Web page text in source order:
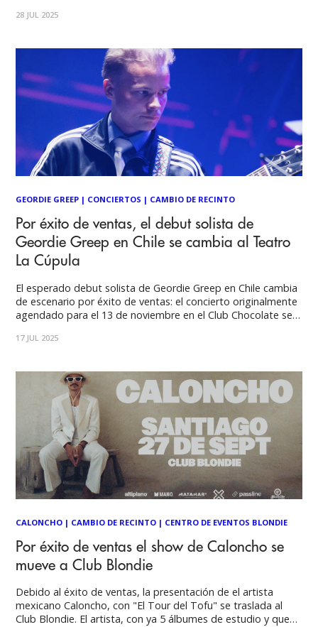
y donde la banda celebra el aniversario número
28 JUL 2025
GEORDIE GREEP | CONCIERTOS | CAMBIO DE RECINTO
Por éxito de ventas, el debut solista de
Geordie Greep en Chile se cambia al Teatro
La Cúpula
El esperado debut solista de Geordie Greep en Chile cambia
de escenario por éxito de ventas: el concierto originalmente
agendado para el 13 de noviembre en el Club Chocolate se
número de fanáticos. Las entradas ya adquiridas siguen
17 JUL 2025
CALONCHO | CAMBIO DE RECINTO | CENTRO DE EVENTOS BLONDIE
Por éxito de ventas el show de Caloncho se
mueve a Club Blondie
Debido al éxito de ventas, la presentación de el artista
mexicano Caloncho, con "El Tour del Tofu" se traslada al
Club Blondie. El artista, con ya 5 álbumes de estudio y que